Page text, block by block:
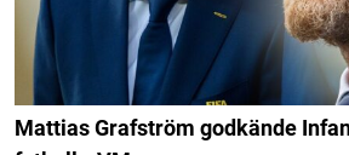
Mattias Grafström godkände